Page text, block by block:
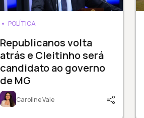
POLÍTICA
Republicanos volta
atrás e Cleitinho será
candidato ao governo
de MG
Caroline Vale